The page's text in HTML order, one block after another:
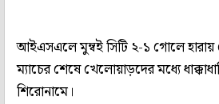
আইএসএলে মুম্বই সিটি ২-১ গোলে হারায়
ম্যাচের শেষে খেলোয়াড়দের মধ্যে
শিরোনামে।